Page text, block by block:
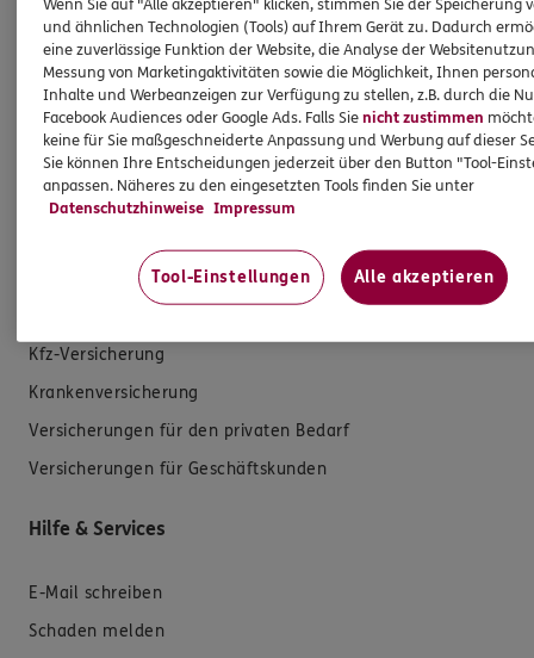
Kfz-Versicherung
Krankenversicherung
Versicherungen für den privaten Bedarf
Versicherungen für Geschäftskunden
Hilfe & Services
E-Mail schreiben
Schaden melden
Wenn Sie auf "Alle akzeptieren" klicken, stimmen Sie der Speicherung
und ähnlichen Technologien (Tools) auf Ihrem Gerät zu. Dadurch
eine zuverlässige Funktion der Website, die Analyse der
Messung von Marketingaktivitäten sowie die Möglichkeit, Ihnen
Inhalte und Werbeanzeigen zur Verfügung zu stellen, z.B. durch die
Facebook Audiences oder Google Ads. Falls Sienicht zustimmen
keine für Sie maßgeschneiderte Anpassung und Werbung auf dieser
Sie können Ihre Entscheidungen jederzeit über den Button "Tool-
anpassen. Näheres zu den eingesetzten Tools finden Sie unter
Datenschutzhinweise Impressum
Tool-Einstellungen Alle akzeptieren